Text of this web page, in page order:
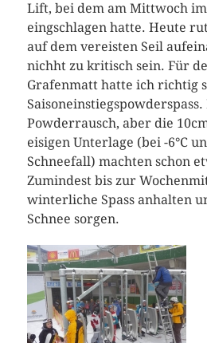
Lift, bei dem am Mittwoch
eingschlagen hatte. Heute
auf dem vereisten Seil
nichht zu kritisch sein. Für
Grafenmatt hatte ich richtig
Powderrausch, aber die
eisigen Unterlage (bei -6°C
Schneefall) machten schon
Zumindest bis zur
winterliche Spass anhalten
Schnee sorgen.